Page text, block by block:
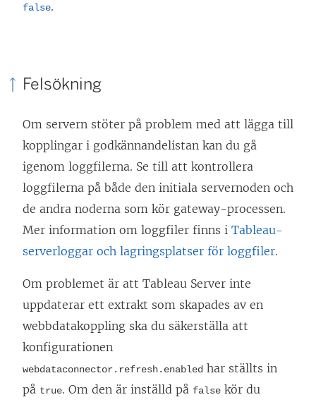
false.
Felsökning
Om servern stöter på problem med att lägga till
kopplingar i godkännandelistan kan du gå
igenom loggfilerna. Se till att kontrollera
loggfilerna på både den initiala servernoden och
de andra noderna som kör gateway-processen.
Mer information om loggfiler finns i Tableau-
serverloggar och lagringsplatser för loggfiler.
Om problemet är att Tableau Server inte
uppdaterar ett extrakt som skapades av en
webbdatakoppling ska du säkerställa att
konfigurationen
webdataconnector.refresh.enabled har ställts in
på true. Om den är inställd på false kör du